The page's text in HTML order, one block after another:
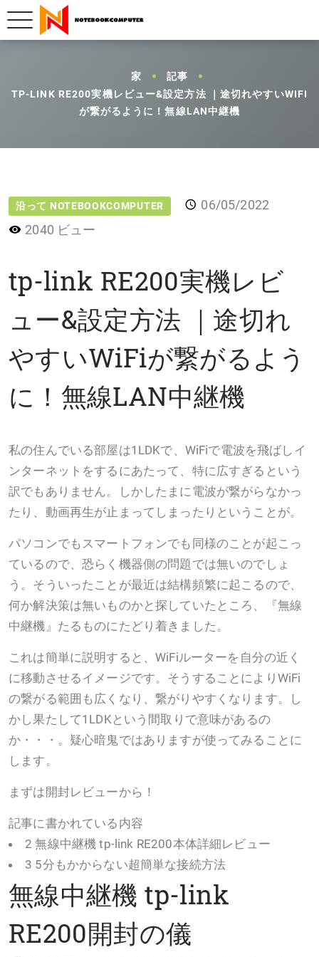
家
記事
TP-LINK RE200実機レビュー&設定方法 ｜途切れやすいWIFI
が繋がるように！無線LAN中継機
沿って NOTEBOOKCOMPUTER
06/05/2022
2040 ビュー
tp-link RE200実機レビ
ュー&設定方法 ｜途切れ
やすいWiFiが繋がるよう
に！無線LAN中継機
私の住んでいる部屋は1LDKで、WiFiで電波を飛ばしイ
ンターネットをするにあたって、特に広すぎるという
訳でもありません。しかしたまに電波が繋がらなかっ
たり、動画再生が止まってしまったりということが。
パソコンでもスマートフォンでも同様のことが起こっ
ているので、恐らく機器側の問題では無いのでしょ
う。そういったことが最近は結構頻繁に起こるので、
何か解決策は無いものかと探していたところ、『無線
中継機』たるものにたどり着きました。
これは簡単に説明すると、WiFiルーターを自分の近く
に移動させるイメージです。そうすることによりWiFi
の繋がる範囲も広くなり、繋がりやすくなります。し
かし果たして1LDKという間取りで意味があるの
か・・・。疑心暗鬼ではありますが使ってみることに
します。
まずは開封レビューから！
記事に書かれている内容
2 無線中継機 tp-link RE200本体詳細レビュー
3 5分もかからない超簡単な接続方法
無線中継機 tp-link
RE200開封の儀